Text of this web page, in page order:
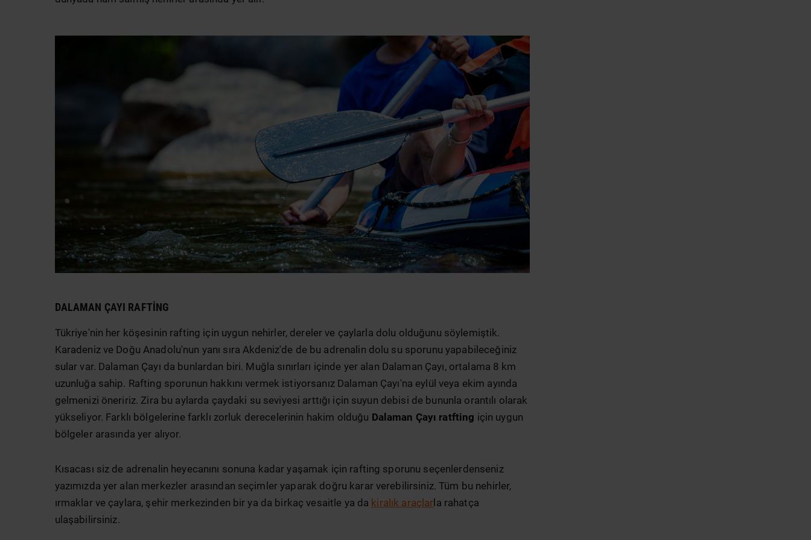
DALAMAN ÇAYI RAFTING
Tükriye'nin her köşesinin rafting için uygun nehirler, dereler ve çaylarla dolu olduğunu söylemiştik.
Karadeniz ve Doğu Anadolu'nun yanı sıra Akdeniz'de de bu adrenalin dolu su sporunu yapabileceğiniz
sular var. Dalaman Çayı da bunlardan biri. Muğla sınırları içinde yer alan Dalaman Çayı, ortalama 8 km
uzunluğa sahip. Rafting sporunun hakkını vermek istiyorsanız Dalaman Çayı'na eylül veya ekim ayında
gelmenizi öneririz. Zira bu aylarda çaydaki su seviyesi arttığı için suyun debisi de bununla orantılı olarak
yükseliyor. Farklı bölgelerine farklı zorluk derecelerinin hakim olduğu Dalaman Çayı ratfting için uygun
bölgeler arasında yer alıyor.
Kısacası siz de adrenalin heyecanını sonuna kadar yaşamak için rafting sporunu seçenlerdenseniz
yazımızda yer alan merkezler arasından seçimler yaparak doğru karar verebilirsiniz. Tüm bu nehirler,
ırmaklar ve çaylara, şehir merkezinden bir ya da birkaç vesaitle ya da kiralık araçlar la rahatça
ulaşabilirsiniz.